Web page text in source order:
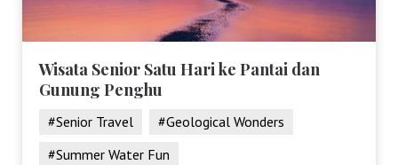
Wisata Senior Satu Hari ke Pantai dan
Gunung Penghu
#Senior Travel
#Geological Wonders
#Summer Water Fun